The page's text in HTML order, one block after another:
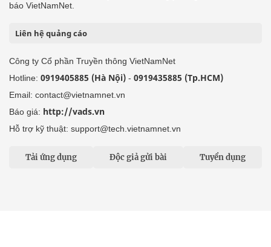
báo VietNamNet.
Liên hệ quảng cáo
Công ty Cổ phần Truyền thông VietNamNet
Hotline: 0919405885 (Hà Nội) - 0919435885 (Tp.HCM)
Email: contact@vietnamnet.vn
Báo giá: http://vads.vn
Hỗ trợ kỹ thuật: support@tech.vietnamnet.vn
Tải ứng dụng Độc giả gửi bài Tuyển dụng